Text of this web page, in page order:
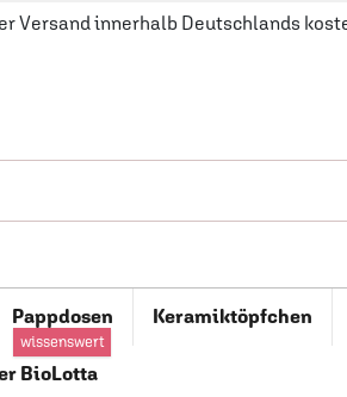
Versand innerhalb Deutschlands
Pappdosen Keramiktöpfchen
BioLotta
wissenswert